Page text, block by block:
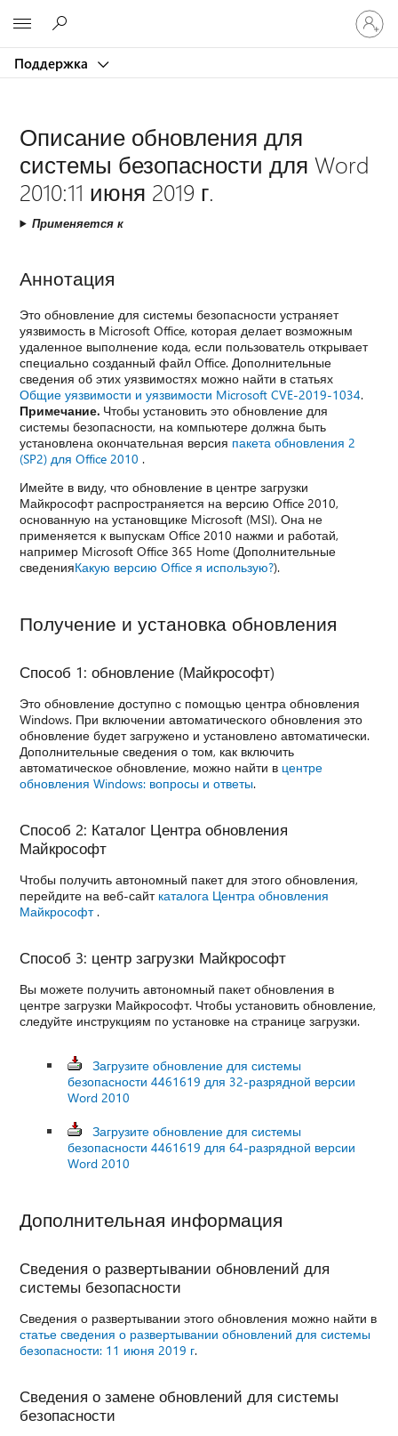
Поддержка
Описание обновления для
системы безопасности для Word
2010:11 июня 2019 г.
Применяется к
Аннотация
Это обновление для системы безопасности устраняет
уязвимость в Microsoft Office, которая делает возможным
удаленное выполнение кода, если пользователь открывает
специально созданный файл Office. Дополнительные
сведения об этих уязвимостях можно найти в статьях
Общие уязвимости и уязвимости Microsoft CVE-2019-1034.
Примечание. Чтобы установить это обновление для
системы безопасности, на компьютере должна быть
установлена окончательная версия пакета обновления 2
(SP2) для Office 2010 .
Имейте в виду, что обновление в центре загрузки
Майкрософт распространяется на версию Office 2010,
основанную на установщике Microsoft (MSI). Она не
применяется к выпускам Office 2010 нажми и работай,
например Microsoft Office 365 Home (Дополнительные
сведенияКакую версию Office я использую?).
Получение и установка обновления
Способ 1: обновление (Майкрософт)
Это обновление доступно с помощью центра обновления
Windows. При включении автоматического обновления это
обновление будет загружено и установлено автоматически.
Дополнительные сведения о том, как включить
автоматическое обновление, можно найти в центре
обновления Windows: вопросы и ответы.
Способ 2: Каталог Центра обновления
Майкрософт
Чтобы получить автономный пакет для этого обновления,
перейдите на веб-сайт каталога Центра обновления
Майкрософт.
Способ 3: центр загрузки Майкрософт
Вы можете получить автономный пакет обновления в
центре загрузки Майкрософт. Чтобы установить обновление,
следуйте инструкциям по установке на странице загрузки.
Загрузите обновление для системы
безопасности 4461619 для 32-разрядной версии
Word 2010
Загрузите обновление для системы
безопасности 4461619 для 64-разрядной версии
Word 2010
Дополнительная информация
Сведения о развертывании обновлений для
системы безопасности
Сведения о развертывании этого обновления можно найти в
статье сведения о развертывании обновлений для системы
безопасности: 11 июня 2019 г.
Сведения о замене обновлений для системы
безопасности